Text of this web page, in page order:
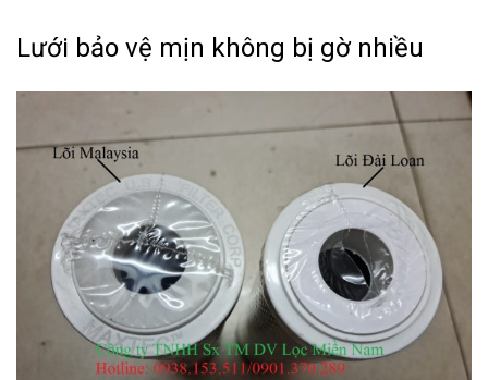
Lưới bảo vệ mịn không bị gờ nhiều